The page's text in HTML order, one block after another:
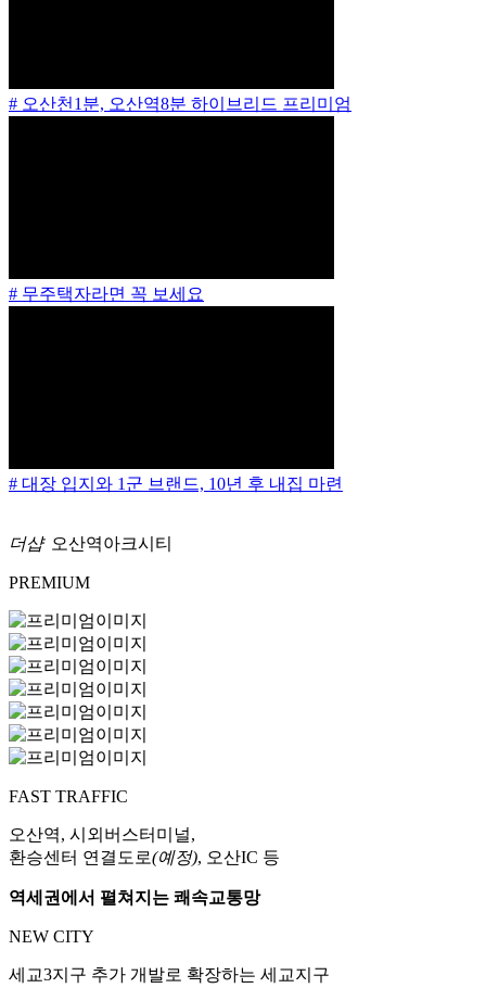
# 오산천1분, 오산역8분 하이브리드 프리미엄
# 무주택자라면 꼭 보세요
# 대장 입지와 1군 브랜드, 10년 후 내집 마련
더샵 오산역아크시티
PREMIUM
FAST TRAFFIC
오산역, 시외버스터미널,
환승센터 연결도로(예정), 오산IC 등
역세권에서 펼쳐지는 쾌속교통망
NEW CITY
세교3지구 추가 개발로 확장하는 세교지구